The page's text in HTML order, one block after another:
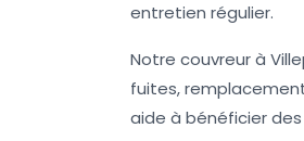
entretien régulier.
Notre couvreur à
fuites,
aide à bénéficier